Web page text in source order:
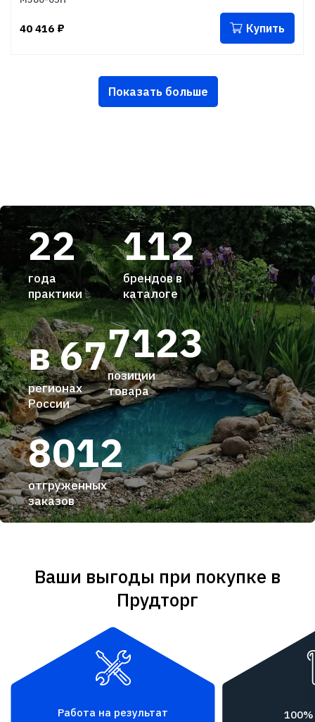
40 416 ₽ Купить
Показать больше
22
года
практики
112
брендов в
каталоге
7123
позиции
товара
8012
отгруженных
заказов
в 67
регионах
России
Ваши выгоды при покупке в
Прудторг
Работа на результат